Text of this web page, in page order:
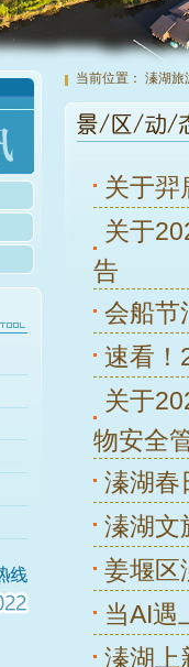
当前位置： 溱湖旅
关于羿
关于
告
会船节
速看！
关于
物安全
溱湖春
溱湖文
姜堰区
当AI遇
溱湖上